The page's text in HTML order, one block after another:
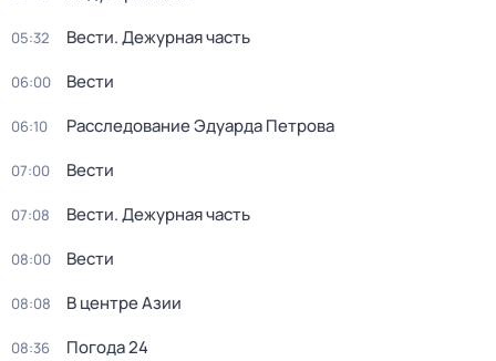
05:32 Вести. Дежурная часть
06:00 Вести
06:10 Расследование Эдуарда Петрова
07:00 Вести
07:08 Вести. Дежурная часть
08:00 Вести
08:08 В центре Азии
08:36 Погода 24